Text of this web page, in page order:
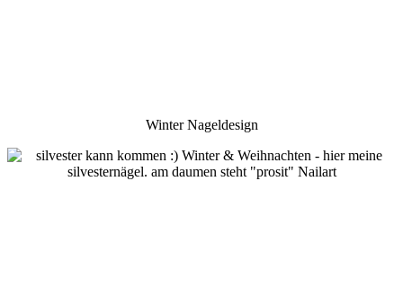
Winter Nageldesign